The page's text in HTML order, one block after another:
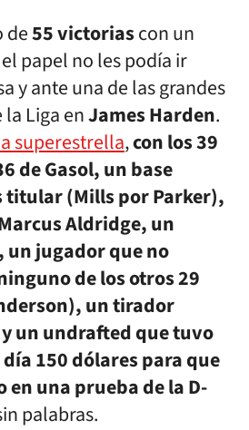
de55 victoriascon un
papel no les podía ir
y ante una de las grandes
Liga enJames Harden.
superestrella,con los 39
de Gasol, un base
titular (Mills por Parker),
Aldridge, un
jugador que no
de los otros 29
un tirador
un undrafted que tuvo
150 dólares para que
en una prueba de la D-
palabras.